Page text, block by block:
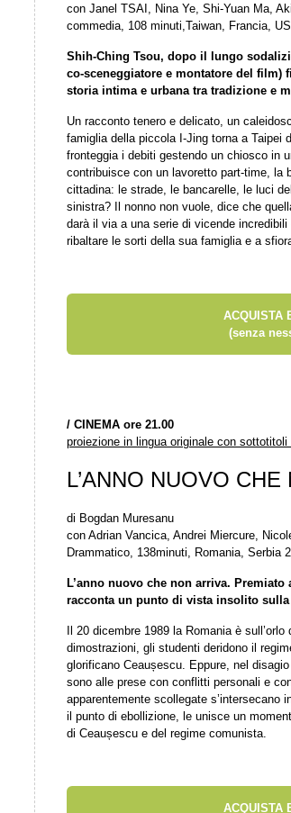
con Janel TSAI, Nina Ye, Shi-Yuan Ma,
commedia, 108 minuti,Taiwan, Francia,
Shih-Ching Tsou, dopo il lungo
co-sceneggiatore e montatore del
storia intima e urbana tra tradizione e
Un racconto tenero e delicato, un
famiglia della piccola I-Jing torna a Taipei
fronteggia i debiti gestendo un chiosco in
contribuisce con un lavoretto part-time, la
cittadina: le strade, le bancarelle, le luci
sinistra? Il nonno non vuole, dice che
darà il via a una serie di vicende
ribaltare le sorti della sua famiglia e a
ACQUISTA
(senza
/ CINEMA ore 21.00
proiezione in lingua originale con sottotitoli
L’ANNO NUOVO CHE
di Bogdan Muresanu
con Adrian Vancica, Andrei Miercure,
Drammatico, 138minuti, Romania, Serbia
L’anno nuovo che non arriva.
racconta un punto di vista insolito
Il 20 dicembre 1989 la Romania è
dimostrazioni, gli studenti deridono il
glorificano Ceaușescu. Eppure, nel
sono alle prese con conflitti personali e
apparentemente scollegate s’intersecano
il punto di ebollizione, le unisce un
di Ceaușescu e del regime comunista.
ACQUISTA